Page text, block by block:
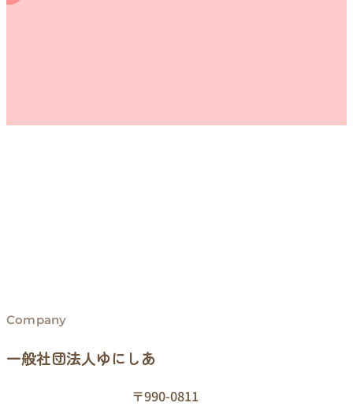
Company
一般社団法人ゆにしあ
〒990-0811